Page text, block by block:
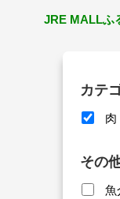
JRE MALLふ
カテ
肉
その
魚